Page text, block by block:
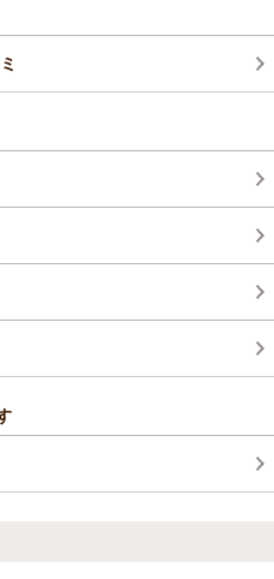
ロント 上山
ッフ一同大変嬉しく拝読いた
みいただけたようで、何より
。
とつお褒めいただき、大変励
い」と思っていただけるよ
めてまいります。
る日を心よりお待ち申し上げ